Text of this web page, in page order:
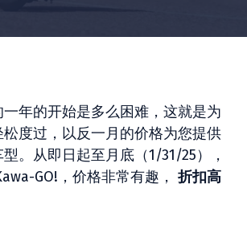
年的开始是多么困难，这就是为
度过，以反一月的价格为您提供
。从即日起至月底（1/31/25），
GO!，价格非常有趣， 折扣高